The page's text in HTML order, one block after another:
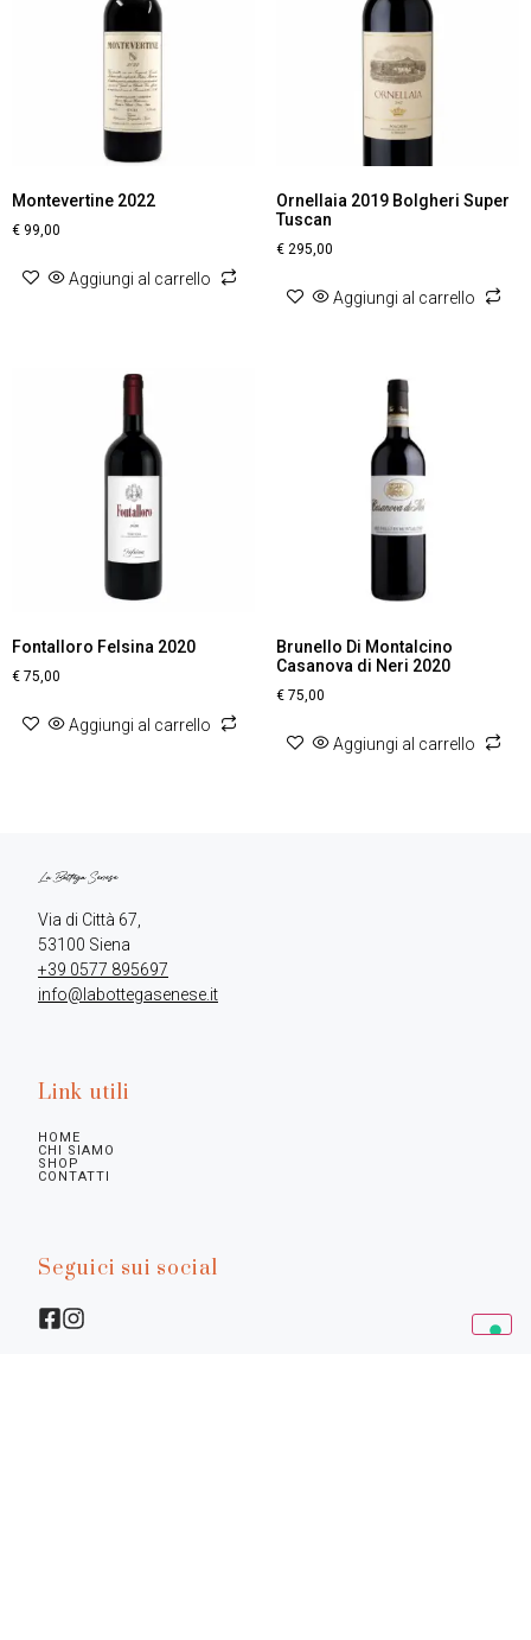
Montevertine 2022
€ 99,00
Aggiungi al carrello
Ornellaia 2019 Bolgheri Super
Tuscan
€295,00
Aggiungi al carrello
Fontalloro Felsina 2020
€ 75,00
Aggiungi al carrello
Brunello Di Montalcino
Casanova di Neri 2020
€75,00
Aggiungi al carrello
Via di Città 67,
+39 0577 895697
info@labottegasenese.it
Link utili
HOME
CHI SIAMO
SHOP
CONTATTI
Seguici sui social